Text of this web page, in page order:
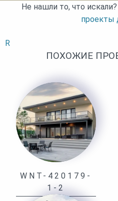
Не нашли то, что
проекты
R
ПОХОЖИЕ
WNT-420179-
1-2